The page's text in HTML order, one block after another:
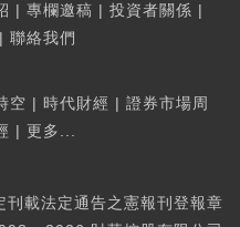
| 專欄邀稿 | 投資者關係 |
| 聯絡我們
空 | 時代財經 | 證券市場周
| 更多...
刊載法定通告之憲報刊登報章